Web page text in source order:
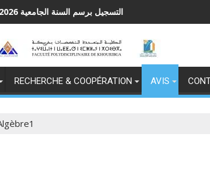
التسجيل برسم السنة الجامعية
RECHERCHE & COOPÉRATION AVIS